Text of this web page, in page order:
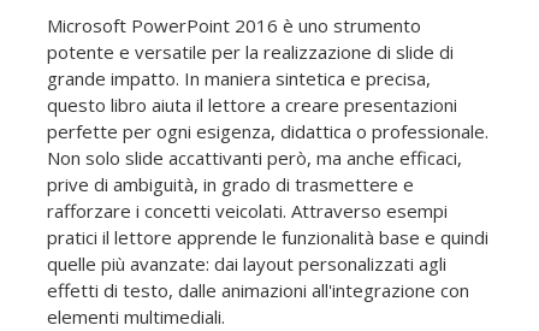
Microsoft PowerPoint 2016 è uno strumento
potente e versatile per la realizzazione di slide di
grande impatto. In maniera sintetica e precisa,
questo libro aiuta il lettore a creare presentazioni
perfette per ogni esigenza, didattica o professionale.
Non solo slide accattivanti però, ma anche efficaci,
prive di ambiguità, in grado di trasmettere e
rafforzare i concetti veicolati. Attraverso esempi
pratici il lettore apprende le funzionalità base e quindi
quelle più avanzate: dai layout personalizzati agli
effetti di testo, dalle animazioni all'integrazione con
elementi multimediali.